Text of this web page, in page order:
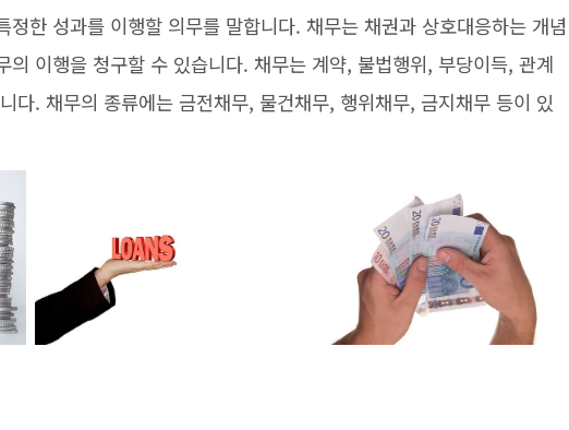
정한 성과를 이행할 의무를 말합니다. 채무는 채권과 상호대응하는 개념
의 이행을 청구할 수 있습니다. 채무는 계약, 불법행위, 부당이득, 관계
다. 채무의 종류에는 금전채무, 물건채무, 행위채무, 금지채무 등이 있